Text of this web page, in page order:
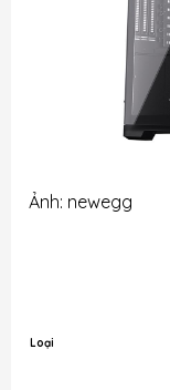
Ảnh: newegg
Loại